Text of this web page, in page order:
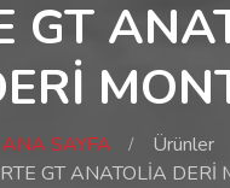
GT
ANA SAYFA
Ürünler
GT ANATOLİA DERİ